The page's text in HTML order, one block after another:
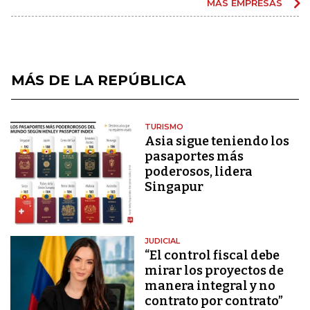
MÁS EMPRESAS
MÁS DE LA REPÚBLICA
TURISMO
Asia sigue teniendo los
pasaportes más
poderosos, lidera
Singapur
JUDICIAL
“El control fiscal debe
mirar los proyectos de
manera integral y no
contrato por contrato”